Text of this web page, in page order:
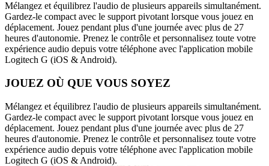
Mélangez et équilibrez l'audio de plusieurs appareils simultanément.
Gardez-le compact avec le support pivotant lorsque vous jouez en
déplacement. Jouez pendant plus d'une journée avec plus de 27
heures d'autonomie. Prenez le contrôle et personnalisez toute votre
expérience audio depuis votre téléphone avec l'application mobile
Logitech G (iOS & Android).
JOUEZ OÙ QUE VOUS SOYEZ
Mélangez et équilibrez l'audio de plusieurs appareils simultanément.
Gardez-le compact avec le support pivotant lorsque vous jouez en
déplacement. Jouez pendant plus d'une journée avec plus de 27
heures d'autonomie. Prenez le contrôle et personnalisez toute votre
expérience audio depuis votre téléphone avec l'application mobile
Logitech G (iOS & Android).